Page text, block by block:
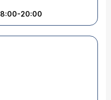
8:00-20:00